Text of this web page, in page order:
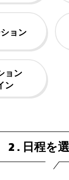
ション
ョン
ン
2 . 日程を